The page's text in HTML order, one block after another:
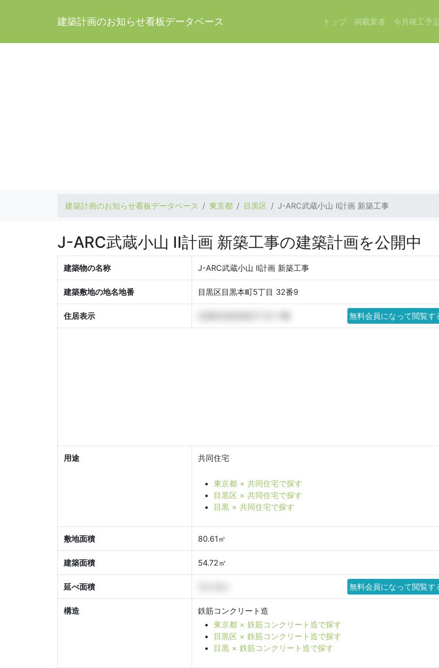
建築計画のお知らせ看板データベース トップ 掲載業者 今月竣工予
建築計画のお知らせ看板データベース 東京都 目黒区 J-ARC武蔵小山 II計画 新築工事
J-ARC武蔵小山 II計画 新築工事の建築計画を公開中
建築物の名称 J-ARC武蔵小山 II計画 新築工事
建築敷地の地名地番 目黒区目黒本町5丁目 32番9
住居表示 無料会員になって閲覧す
用途 共同住宅
東京都 × 共同住宅で探す
目黒区 × 共同住宅で探す
目黒 × 共同住宅で探す
敷地面積 80.61㎡
建築面積 54.72㎡
延べ面積 無料会員になって閲覧す
構造
鉄筋コンクリート造
東京都 × 鉄筋コンクリート造で探す
目黒区 × 鉄筋コンクリート造で探す
目黒 × 鉄筋コンクリート造で探す